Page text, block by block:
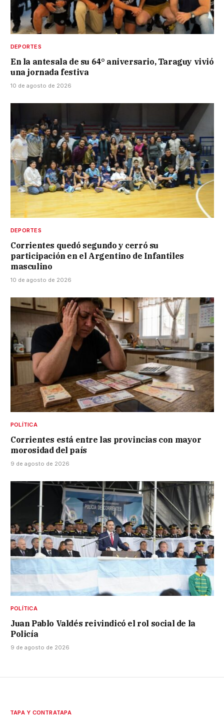
DEPORTES
En la antesala de su 64° aniversario, Taraguy vivió
una jornada festiva
10 de agosto de 2026
DEPORTES
Corrientes quedó segundo y cerró su
participación en el Argentino de Infantiles
masculino
10 de agosto de 2026
POLÍTICA
Corrientes está entre las provincias con mayor
morosidad del país
9 de agosto de 2026
POLÍTICA
Juan Pablo Valdés reivindicó el rol social de la
Policía
9 de agosto de 2026
TAPA Y CONTRATAPA